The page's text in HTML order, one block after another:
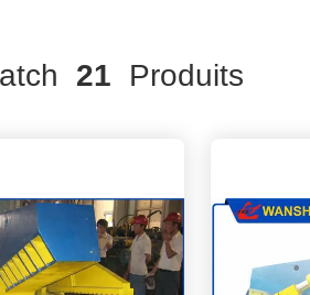
21 Produits